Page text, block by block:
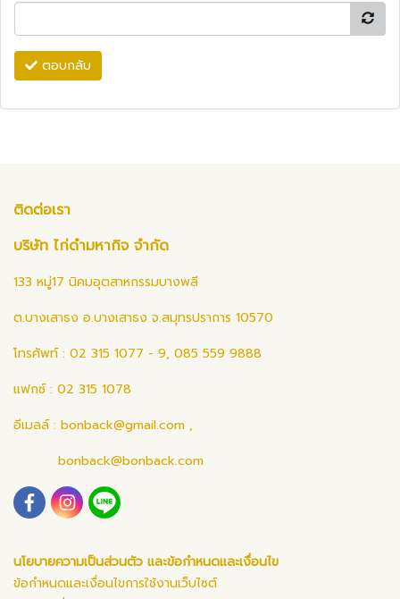
ตอบกลับ
ติดต่อเรา
บริษัท ไก่ดำมหากิจ จำกัด
133 หมู่17 นิคมอุตสาหกรรมบางพลี
ต.บางเสาธง อ.บางเสาธง จ.สมุทรปราการ 10570
โทรศัพท์ : 02 315 1077 - 9, 085 559 9888
แฟกซ์ : 02 315 1078
อีเมลล์ : bonback@gmail.com ,
bonback@bonback.com
นโยบายความเป็นส่วนตัว และข้อกำหนดและเงื่อนไข
ข้อกำหนดและเงื่อนไขการใช้งานเว็บไซต์